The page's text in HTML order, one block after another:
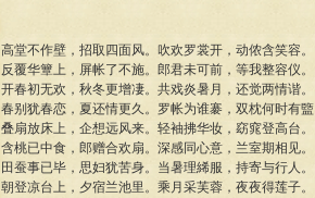
高堂不作壁，招取四面风。吹欢罗裳开，动侬含笑容。
反覆华簟上，屏帐了不施。郎君未可前，等我整容仪。
开春初无欢，秋冬更增凄。共戏炎暑月，还觉两情谐。
春别犹春恋，夏还情更久。罗帐为谁褰，双枕何时有盬
叠扇放床上，企想远风来。轻袖拂华妆，窈窕登高台。
含桃已中食，郎赠合欢扇。深感同心意，兰室期相见。
田蚕事已毕，思妇犹苦身。当暑理絺服，持寄与行人。
朝登凉台上，夕宿兰池里。乘月采芙蓉，夜夜得莲子。